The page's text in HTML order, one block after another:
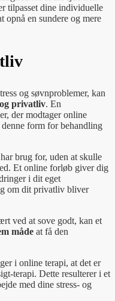
tilpasset dine individuelle
en sundere og mere
og søvnproblemer, kan
privatliv. En
der modtager online
form for behandling
brug for, uden at skulle
Et online forløb giver dig
i dit eget
om dit privatliv bliver
ved at sove godt, kan et
måde at få den
i online terapi, at det er
terapi. Dette resulterer i et
med dine stress- og